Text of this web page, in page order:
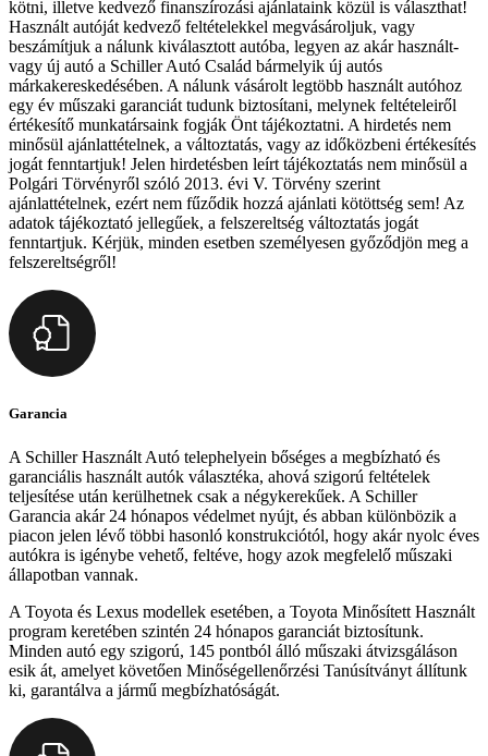
kötni, illetve kedvező finanszírozási ajánlataink közül is választhat!
Használt autóját kedvező feltételekkel megvásároljuk, vagy
beszámítjuk a nálunk kiválasztott autóba, legyen az akár használt-
vagy új autó a Schiller Autó Család bármelyik új autós
márkakereskedésében. A nálunk vásárolt legtöbb használt autóhoz
egy év műszaki garanciát tudunk biztosítani, melynek feltételeiről
értékesítő munkatársaink fogják Önt tájékoztatni. A hirdetés nem
minősül ajánlattételnek, a változtatás, vagy az időközbeni értékesítés
jogát fenntartjuk! Jelen hirdetésben leírt tájékoztatás nem minősül a
Polgári Törvényről szóló 2013. évi V. Törvény szerint
ajánlattételnek, ezért nem fűződik hozzá ajánlati kötöttség sem! Az
adatok tájékoztató jellegűek, a felszereltség változtatás jogát
fenntartjuk. Kérjük, minden esetben személyesen győződjön meg a
felszereltségről!
Garancia
A Schiller Használt Autó telephelyein bőséges a megbízható és
garanciális használt autók választéka, ahová szigorú feltételek
teljesítése után kerülhetnek csak a négykerekűek. A Schiller
Garancia akár 24 hónapos védelmet nyújt, és abban különbözik a
piacon jelen lévő többi hasonló konstrukciótól, hogy akár nyolc éves
autókra is igénybe vehető, feltéve, hogy azok megfelelő műszaki
állapotban vannak.
A Toyota és Lexus modellek esetében, a Toyota Minősített Használt
program keretében szintén 24 hónapos garanciát biztosítunk.
Minden autó egy szigorú, 145 pontból álló műszaki átvizsgáláson
esik át, amelyet követően Minőségellenőrzési Tanúsítványt állítunk
ki, garantálva a jármű megbízhatóságát.